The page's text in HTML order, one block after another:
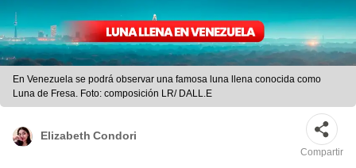
En Venezuela se podrá observar una famosa luna llena conocida como
Luna de Fresa. Foto: composición LR/ DALL.E
Elizabeth Condori
Compartir